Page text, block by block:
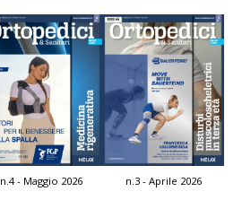
n.4 - Maggio 2026 n.3 - Aprile 2026